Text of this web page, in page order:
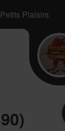
Plaisirs